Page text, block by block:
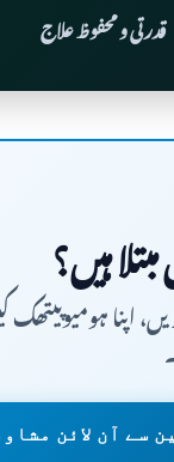
قدرتی و محفوظ علاج
ہیں؟
ہومیوپیتھک
سے آن لائن